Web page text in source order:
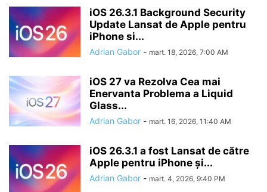
iOS 26.3.1 Background Security
Update Lansat de Apple pentru
iPhone si...
Adrian Gabor - mart. 18, 2026, 7:00 AM
iOS 27 va Rezolva Cea mai
Enervanta Problema a Liquid
Glass...
Adrian Gabor - mart. 16, 2026, 11:40 AM
iOS 26.3.1 a fost Lansat de către
Apple pentru iPhone și...
Adrian Gabor - mart. 4, 2026, 9:40 PM